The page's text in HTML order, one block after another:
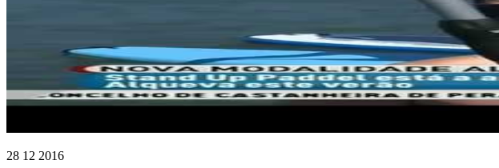
28 12 2016